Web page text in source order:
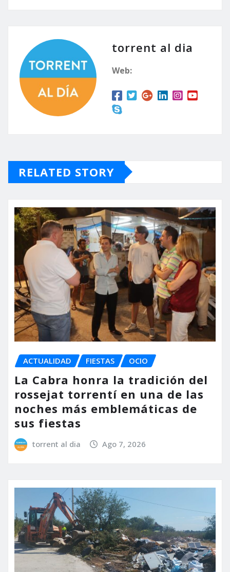
torrent al dia
Web:
RELATED STORY
ACTUALIDAD FIESTAS OCIO
La Cabra honra la tradición del
rossejat torrentí en una de las
noches más emblemáticas de
sus fiestas
torrent al dia Ago 7, 2026